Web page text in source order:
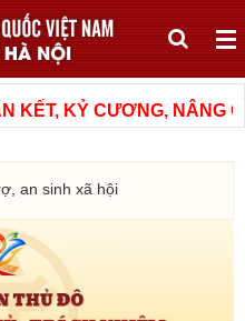
KỶ CƯƠNG, NÂNG
an sinh xã hội